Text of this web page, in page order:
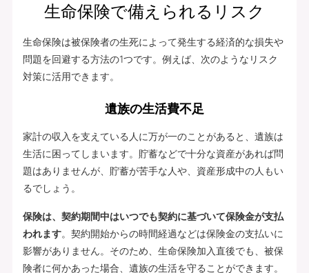
生命保険で備えられるリスク
生命保険は被保険者の生死によって発生する経済的な損失や
問題を回避する方法の1つです。例えば、次のようなリスク
対策に活用できます。
遺族の生活費不足
家計の収入を支えている人に万が一のことがあると、遺族は
生活に困ってしまいます。貯蓄などで十分な資産があれば問
題はありませんが、貯蓄が苦手な人や、資産形成中の人もい
るでしょう。
保険は、契約期間中はいつでも契約に基づいて保険金が支払
われます。契約開始からの時間経過などは保険金の支払いに
影響がありません。そのため、生命保険加入直後でも、被保
険者に何かあった場合、遺族の生活を守ることができます。